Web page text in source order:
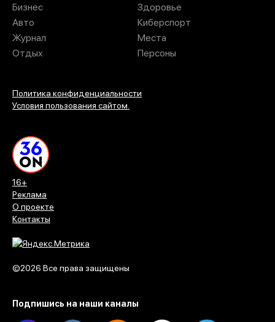
16+
Реклама
О проекте
Контакты
©2026 Все права защищены
Бизнес
Авто
Журнал
Отдых
Здоровье
Киберспорт
Места
Персоны
Политика конфиденциальности
Условия пользования сайтом.
Подпишись на наши каналы